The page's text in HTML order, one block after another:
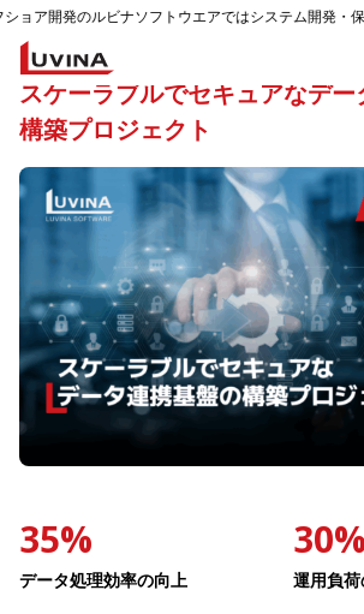
ビナソフトウエアではシステム開発・保守運用をご
スケーラブルでセキュアなデ
構築プロジェクト
35%
データ処理効率の向上
30%
運用負